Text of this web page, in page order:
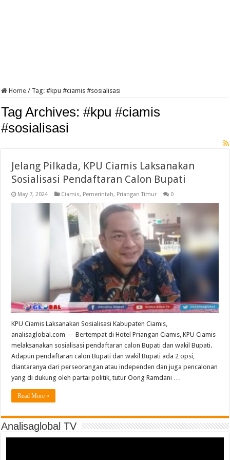
Home / Tag:#kpu #ciamis #sosialisasi
Tag Archives:#kpu #ciamis
#sosialisasi
Jelang Pilkada, KPU Ciamis Laksanakan
Sosialisasi Pendaftaran Calon Bupati
May 7, 2024 Ciamis, Pemerintah, Priangan Timur 0
KPU Ciamis Laksanakan Sosialisasi Kabupaten Ciamis,
analisaglobal.com — Bertempat di Hotel Priangan Ciamis, KPU Ciamis
melaksanakan sosialisasi pendaftaran calon Bupati dan wakil Bupati.
Adapun pendaftaran calon Bupati dan wakil Bupati ada 2 opsi,
diantaranya dari perseorangan atau independen dan juga pencalonan
yang di dukung oleh partai politik, tutur Oong Ramdani …
Read More »
Analisaglobal TV